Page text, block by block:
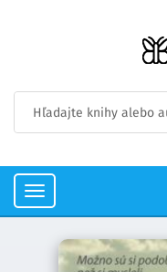
Toggle
navigation